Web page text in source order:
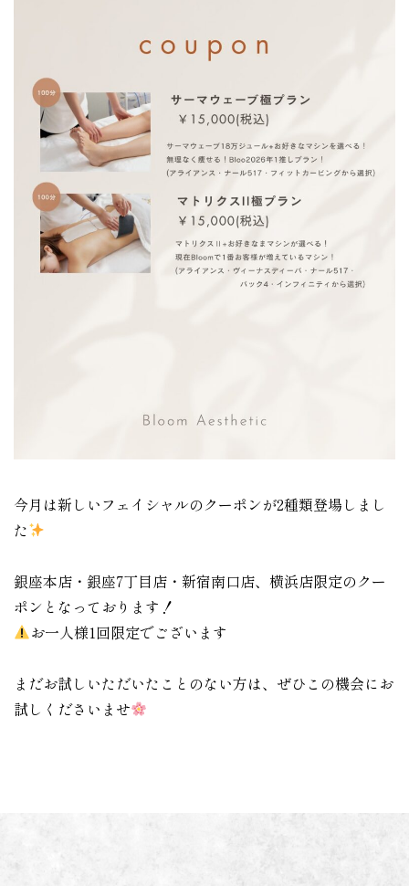
今月は新しいフェイシャルのクーポンが2種類登場しまし
た
銀座本店・銀座7丁目店・新宿南口店、横浜店限定のクー
ポンとなっております！
お一人様1回限定でございます
まだお試しいただいたことのない方は、ぜひこの機会にお
試しくださいませ